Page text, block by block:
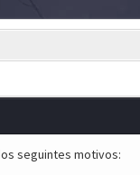
seguintes motivos: